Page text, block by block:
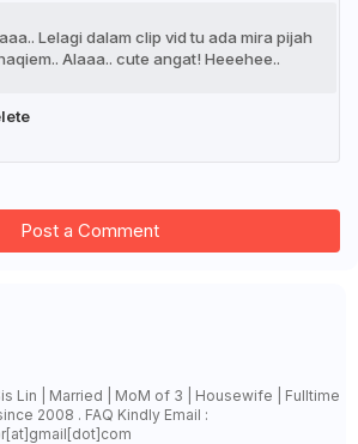
Lelagi dalam clip vid tu ada mira pijah
Alaaa.. cute angat! Heeehee..
Post a Comment
Lin | Married | MoM of 3 | Housewife | Fulltime
2008 . FAQ Kindly Email :